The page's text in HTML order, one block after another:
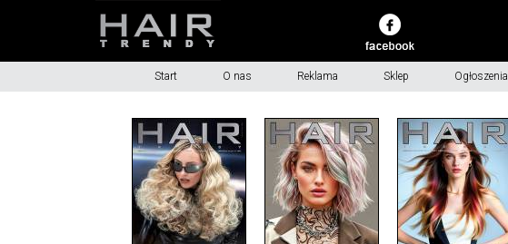
Start O nas Reklama Sklep Ogłoszenia